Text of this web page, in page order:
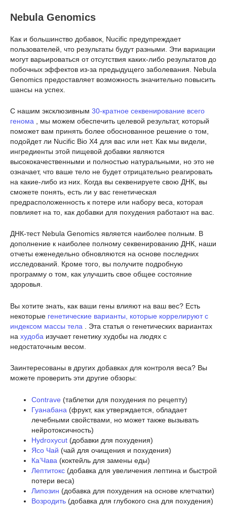
Nebula Genomics
Как и большинство добавок, Nucific предупреждает
пользователей, что результаты будут разными. Эти вариации
могут варьироваться от отсутствия каких-либо результатов до
побочных эффектов из-за предыдущего заболевания. Nebula
Genomics предоставляет возможность значительно повысить
шансы на успех.
С нашим эксклюзивным 30-кратное секвенирование всего
генома , мы можем обеспечить целевой результат, который
поможет вам принять более обоснованное решение о том,
подойдет ли Nucific Bio X4 для вас или нет. Как мы видели,
ингредиенты этой пищевой добавки являются
высококачественными и полностью натуральными, но это не
означает, что ваше тело не будет отрицательно реагировать
на какие-либо из них. Когда вы секвенируете свою ДНК, вы
сможете понять, есть ли у вас генетическая
предрасположенность к потере или набору веса, которая
повлияет на то, как добавки для похудения работают на вас.
ДНК-тест Nebula Genomics является наиболее полным. В
дополнение к наиболее полному секвенированию ДНК, наши
отчеты еженедельно обновляются на основе последних
исследований. Кроме того, вы получите подробную
программу о том, как улучшить свое общее состояние
здоровья.
Вы хотите знать, как ваши гены влияют на ваш вес? Есть
некоторые генетические варианты, которые коррелируют с
индексом массы тела . Эта статья о генетических вариантах
на худоба изучает генетику худобы на людях с
недостаточным весом.
Заинтересованы в других добавках для контроля веса? Вы
можете проверить эти другие обзоры:
Contrave (таблетки для похудения по рецепту)
Гуанабана (фрукт, как утверждается, обладает
лечебными свойствами, но может также вызывать
нейротоксичность)
Hydroxycut (добавки для похудения)
Ясо Чай (чай для очищения и похудения)
Ка’Чава (коктейль для замены еды)
Лептитокс (добавка для увеличения лептина и быстрой
потери веса)
Липозин (добавка для похудения на основе клетчатки)
Возродить (добавка для глубокого сна для похудения)